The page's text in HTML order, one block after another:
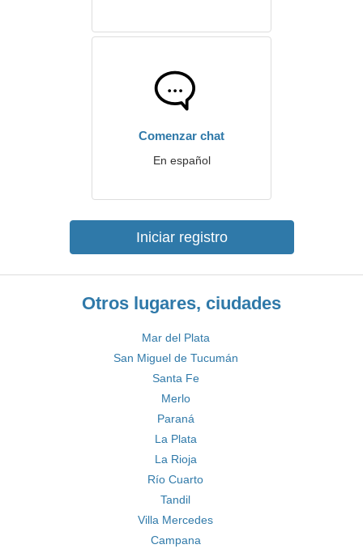
Comenzar chat
En español
Iniciar registro
Otros lugares, ciudades
Mar del Plata
San Miguel de Tucumán
Santa Fe
Merlo
Paraná
La Plata
La Rioja
Río Cuarto
Tandil
Villa Mercedes
Campana